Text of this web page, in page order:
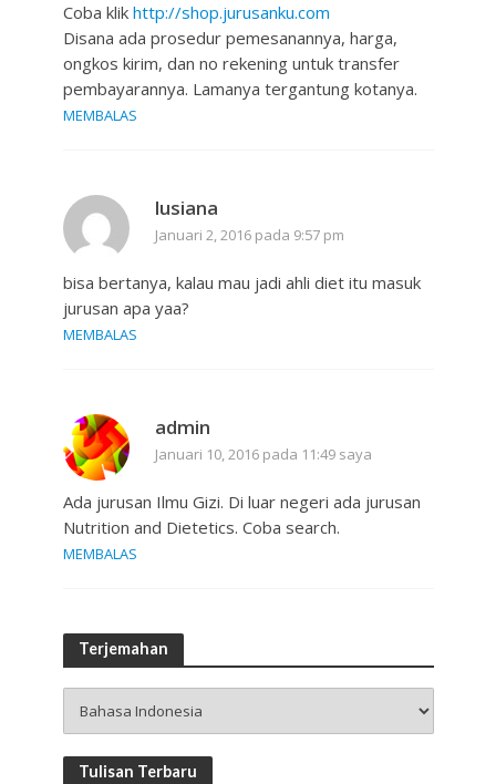
Coba klik http://shop.jurusanku.com
Disana ada prosedur pemesanannya, harga,
ongkos kirim, dan no rekening untuk transfer
pembayarannya. Lamanya tergantung kotanya.
MEMBALAS
lusiana
Januari 2, 2016 pada 9:57 pm
bisa bertanya, kalau mau jadi ahli diet itu masuk
jurusan apa yaa?
MEMBALAS
admin
Januari 10, 2016 pada 11:49 saya
Ada jurusan Ilmu Gizi. Di luar negeri ada jurusan
Nutrition and Dietetics. Coba search.
MEMBALAS
Terjemahan
Tulisan Terbaru